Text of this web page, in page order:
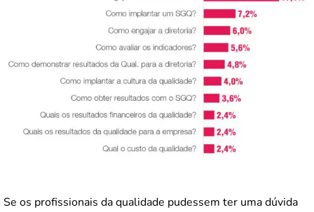
Se os profissionais da qualidade pudessem ter uma dúvida